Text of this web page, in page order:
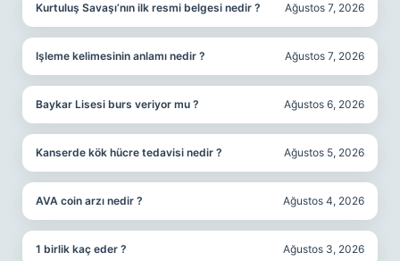
Kurtuluş Savaşı’nın ilk resmi belgesi nedir ? Ağustos 7, 2026
Işleme kelimesinin anlamı nedir ? Ağustos 7, 2026
Baykar Lisesi burs veriyor mu ? Ağustos 6, 2026
Kanserde kök hücre tedavisi nedir ? Ağustos 5, 2026
AVA coin arzı nedir ? Ağustos 4, 2026
1 birlik kaç eder ? Ağustos 3, 2026